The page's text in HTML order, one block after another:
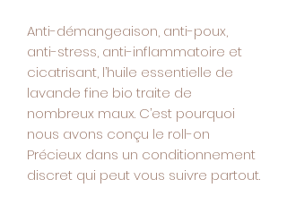
Anti-démangeaison, anti-poux,
anti-stress, anti-inflammatoire et
cicatrisant, l’huile essentielle de
lavande fine bio traite de
nombreux maux. C’est pourquoi
nous avons conçu le roll-on
Précieux dans un conditionnement
discret qui peut vous suivre partout.